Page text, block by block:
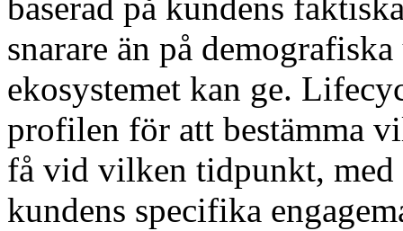
baserad på kundens
snarare än på
ekosystemet kan ge.
profilen för att bestämma
få vid vilken tidpunkt, med
kundens specifika